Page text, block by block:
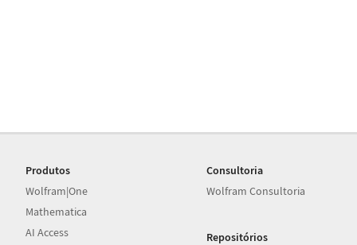
Produtos
Wolfram|One
Mathematica
AI Access
Consultoria
Wolfram Consultoria
Repositórios